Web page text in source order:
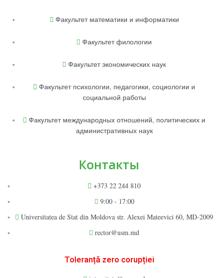
Факультет математики и информатики
Факультет филологии
Факультет экономических наук
Факультет психологии, педагогики, социологии и
социальной работы
Факультет международных отношений, политических и
административных наук
Контакты
+373 22 244 810
9:00 - 17:00
Universitatea de Stat din Moldova str. Alexei Mateevici 60, MD-2009
rector@usm.md
Toleranță zero corupției